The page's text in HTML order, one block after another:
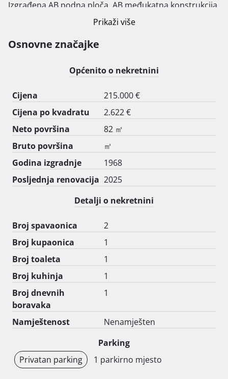
Izgrađena AB podna ploča, AB međukatna konstrukcija
sa betonski stepenicama te nova drvena krovna
od crijepa mediterana. Izgrađen pregradni zid za wc u
prizemlju. Prema projektu izrađeni novi otvori (4) sa
ugradnjom starih erti na vanjskom pročelju. Na
nekretnini postoji priključak vode i građevinski
priključak struje.
Prikaži više
Osnovne značajke
Općenito o nekretnini
Cijena
215.000 €
Cijena po kvadratu
2.622 €
Neto površina
82 ㎡
Bruto površina
㎡
Godina izgradnje
1968
Posljednja renovacija 2025
Detalji o nekretnini
Broj spavaonica
2
Broj kupaonica
1
Broj toaleta
1
Broj kuhinja
1
Broj dnevnih
boravaka
1
Namještenost
Nenamješten
Parking
Privatan parking
1 parkirno mjesto